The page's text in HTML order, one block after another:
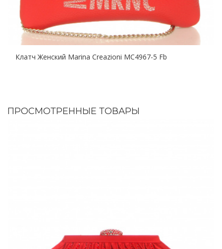
Клатч Женский Marina Creazioni MC4967-5 Fb
ПРОСМОТРЕННЫЕ ТОВАРЫ